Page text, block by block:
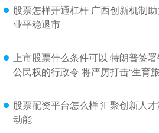
股票怎样开通杠杆 广西创新机制
业平稳退市
上市股票什么条件可以 特朗普签
公民权的行政令 将严厉打击“生育
股票配资平台怎么样 汇聚创新人
动能